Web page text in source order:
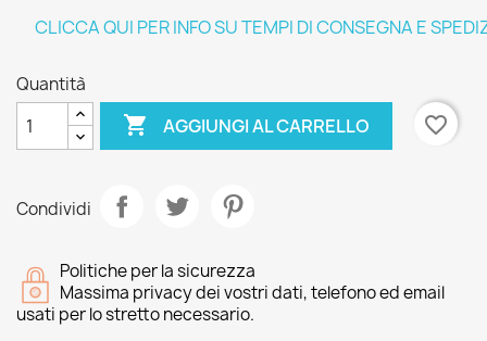
CLICCA QUI PER INFO SU TEMPI DI CONSEGNA E
Quantità
 AGGIUNGI AL CARRELLO favorite_border
Condividi
Politiche per la sicurezza
Massima privacy dei vostri dati, telefono ed email
usati per lo stretto necessario.